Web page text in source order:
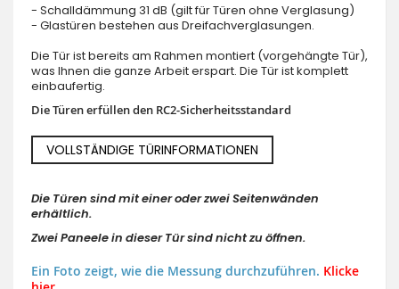
- Schalldämmung 31 dB (gilt für Türen ohne Verglasung)
- Glastüren bestehen aus Dreifachverglasungen.
Die Tür ist bereits am Rahmen montiert (vorgehängte Tür),
was Ihnen die ganze Arbeit erspart. Die Tür ist komplett
einbaufertig.
Die Türen erfüllen den RC2-Sicherheitsstandard
VOLLSTÄNDIGE TÜRINFORMATIONEN
Die Türen sind mit einer oder zwei Seitenwänden
erhältlich.
Zwei Paneele in dieser Tür sind nicht zu öffnen.
Ein Foto zeigt, wie die Messung durchzuführen. Klicke